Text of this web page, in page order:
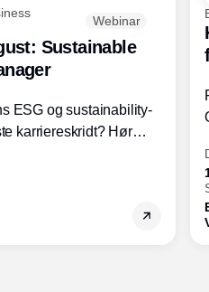
Webinar
Sustainable
ESG og sustainability-
karriereskridt? Hør
- så du
og bundlinje.